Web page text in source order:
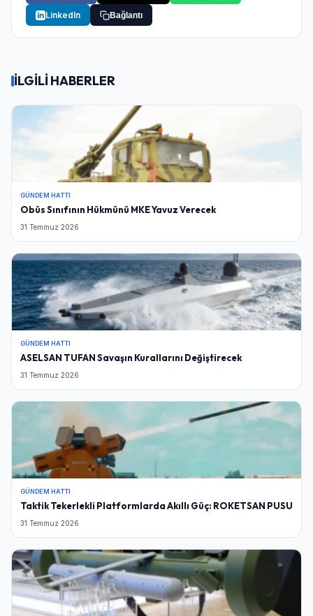
LinkedIn Bağlantı
İLGİLİ HABERLER
GÜNDEM HATTI
Obüs Sınıfının Hükmünü MKE Yavuz Verecek
31 Temmuz 2026
GÜNDEM HATTI
ASELSAN TUFAN Savaşın Kurallarını Değiştirecek
31 Temmuz 2026
GÜNDEM HATTI
Taktik Tekerlekli Platformlarda Akıllı Güç: ROKETSAN PUSU
31 Temmuz 2026
Kullanıcı Adı veya E-posta